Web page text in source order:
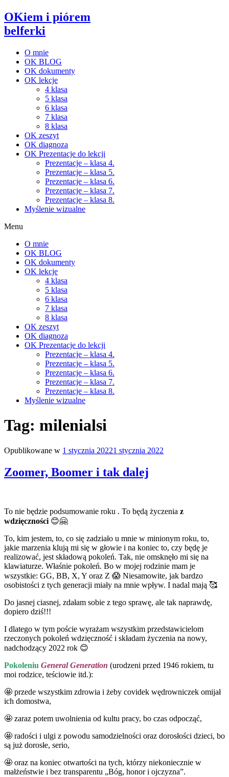
OKiem i piórem
belferki
O mnie
OK BLOG
OK dokumenty
OK lekcje
4 klasa
5 klasa
6 klasa
7 klasa
8 klasa
OK zeszyt
OK diagnoza
OK Prezentacje do lekcji
Prezentacje – klasa 4.
Prezentacje – klasa 5.
Prezentacje – klasa 6.
Prezentacje – klasa 7.
Prezentacje – klasa 8.
Myślenie wizualne
Menu
O mnie
OK BLOG
OK dokumenty
OK lekcje
4 klasa
5 klasa
6 klasa
7 klasa
8 klasa
OK zeszyt
OK diagnoza
OK Prezentacje do lekcji
Prezentacje – klasa 4.
Prezentacje – klasa 5.
Prezentacje – klasa 6.
Prezentacje – klasa 7.
Prezentacje – klasa 8.
Myślenie wizualne
Tag: milenialsi
Opublikowane w 1 stycznia 20221 stycznia 2022
Zoomer, Boomer i tak dalej
To nie będzie podsumowanie roku . To będą życzenia z
wdzięczności 😊🤗
To, kim jestem, to, co się zadziało u mnie w minionym roku, to,
jakie marzenia klują mi się w głowie i na koniec to, czy będę je
realizować, jest składową pokoleń. Tak, nie omsknęło mi się na
klawiaturze. Właśnie pokoleń. Bo w mojej rodzinie mam je
wszystkie: GG, BB, X, Y oraz Z 😱 Niesamowite, jak bardzo
osobistości z tych generacji miały na mnie wpływ. I nadal mają 🥰
Do jasnej ciasnej, zdałam sobie z tego sprawę, ale tak naprawdę,
dopiero dziś!!!
I dlatego w tym poście wyrażam wszystkim przedstawicielom
rzeczonych pokoleń wdzięczność i składam życzenia na nowy,
nadchodzący 2022 rok 😊
Pokoleniu General Generation (urodzeni przed 1946 rokiem, tu
moi rodzice, teściowie itd.):
🤩 przede wszystkim zdrowia i żeby covidek wędrowniczek omijał
ich domostwa,
🤩 zaraz potem uwolnienia od kultu pracy, bo czas odpocząć,
🤩 radości i ulgi z powodu samodzielności oraz dorosłości dzieci, bo
są już dorosłe, serio,
🤩 oraz na koniec otwartości na tych, którzy niekoniecznie w
małżeństwie i bez transparentu „Bóg, honor i ojczyzna”.